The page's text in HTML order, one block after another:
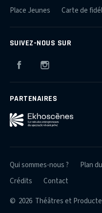
Place Jeunes
Carte de
SUIVEZ-NOUS SUR
Facebook
PARTENAIRES
© 2026 Théâtres et
Qui sommes-nous ? Plan
Crédits
Contact